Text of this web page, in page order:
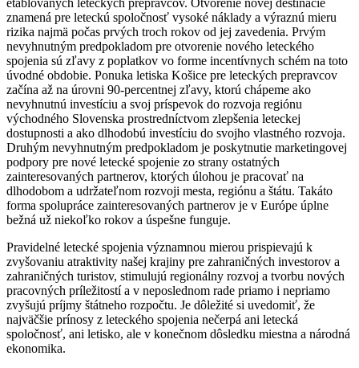
etablovaných leteckých prepravcov. Otvorenie novej destinácie
znamená pre leteckú spoločnosť vysoké náklady a výraznú mieru
rizika najmä počas prvých troch rokov od jej zavedenia. Prvým
nevyhnutným predpokladom pre otvorenie nového leteckého
spojenia sú zľavy z poplatkov vo forme incentívnych schém na toto
úvodné obdobie. Ponuka letiska Košice pre leteckých prepravcov
začína až na úrovni 90-percentnej zľavy, ktorú chápeme ako
nevyhnutnú investíciu a svoj príspevok do rozvoja regiónu
východného Slovenska prostredníctvom zlepšenia leteckej
dostupnosti a ako dlhodobú investíciu do svojho vlastného rozvoja.
Druhým nevyhnutným predpokladom je poskytnutie marketingovej
podpory pre nové letecké spojenie zo strany ostatných
zainteresovaných partnerov, ktorých úlohou je pracovať na
dlhodobom a udržateľnom rozvoji mesta, regiónu a štátu. Takáto
forma spolupráce zainteresovaných partnerov je v Európe úplne
bežná už niekoľko rokov a úspešne funguje.
Pravidelné letecké spojenia významnou mierou prispievajú k
zvyšovaniu atraktivity našej krajiny pre zahraničných investorov a
zahraničných turistov, stimulujú regionálny rozvoj a tvorbu nových
pracovných príležitostí a v neposlednom rade priamo i nepriamo
zvyšujú príjmy štátneho rozpočtu. Je dôležité si uvedomiť, že
najväčšie prínosy z leteckého spojenia nečerpá ani letecká
spoločnosť, ani letisko, ale v konečnom dôsledku miestna a národná
ekonomika.